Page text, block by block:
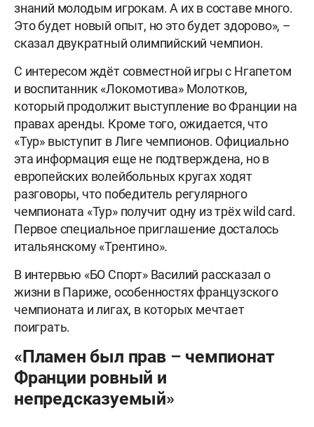
знаний молодым игрокам. А их в составе много.
Это будет новый опыт, но это будет здорово», –
сказал двукратный олимпийский чемпион.
С интересом ждёт совместной игры с Нгапетом
и воспитанник «Локомотива» Молотков,
который продолжит выступление во Франции на
правах аренды. Кроме того, ожидается, что
«Тур» выступит в Лиге чемпионов. Официально
эта информация еще не подтверждена, но в
европейских волейбольных кругах ходят
разговоры, что победитель регулярного
чемпионата «Тур» получит одну из трёх wild card.
Первое специальное приглашение досталось
итальянскому «Трентино».
В интервью «БО Спорт» Василий рассказал о
жизни в Париже, особенностях французского
чемпионата и лигах, в которых мечтает
поиграть.
«Пламен был прав – чемпионат
Франции ровный и
непредсказуемый»